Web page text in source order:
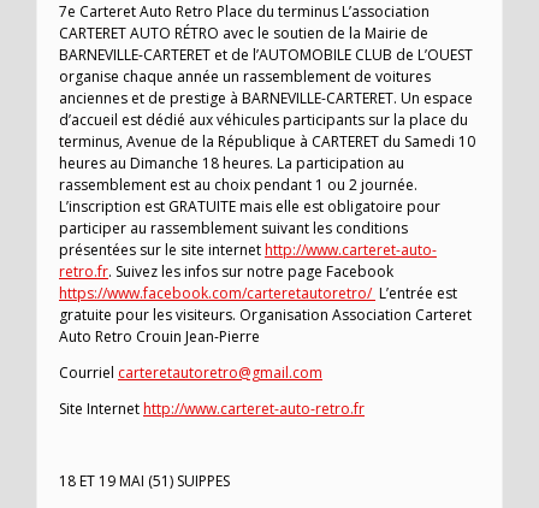
7e Carteret Auto Retro Place du terminus L’association
CARTERET AUTO RÉTRO avec le soutien de la Mairie de
BARNEVILLE-CARTERET et de l’AUTOMOBILE CLUB de L’OUEST
organise chaque année un rassemblement de voitures
anciennes et de prestige à BARNEVILLE-CARTERET. Un espace
d’accueil est dédié aux véhicules participants sur la place du
terminus, Avenue de la République à CARTERET du Samedi 10
heures au Dimanche 18 heures. La participation au
rassemblement est au choix pendant 1 ou 2 journée.
L’inscription est GRATUITE mais elle est obligatoire pour
participer au rassemblement suivant les conditions
présentées sur le site internethttp://www.carteret-auto-
retro.fr. Suivez les infos sur notre page Facebook
https://www.facebook.com/carteretautoretro/ L’entrée est
gratuite pour les visiteurs. Organisation Association Carteret
Auto Retro Crouin Jean-Pierre
Courriel carteretautoretro@gmail.com
Site Internethttp://www.carteret-auto-retro.fr
18 ET 19 MAI (51) SUIPPES